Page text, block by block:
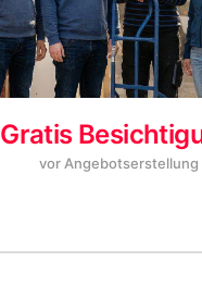
Gratis
vor Angebotserstellung